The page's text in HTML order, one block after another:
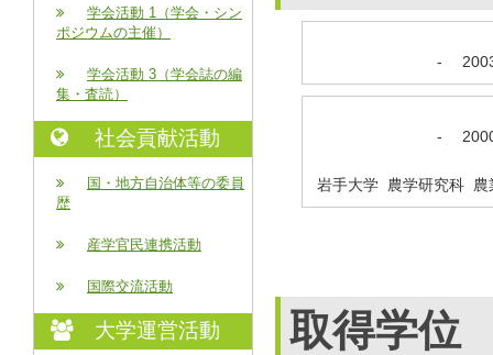
学会活動 1（学会・シン
ポジウムの主催）
学会活動 3（学会誌の編
集・査読）
社会貢献活動
国・地方自治体等の委員
歴
産学官民連携活動
国際交流活動
大学運営活動
-
-
岩手大学 農学研究科
取得学位